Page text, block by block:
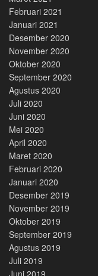
Februari 2021
Januari 2021
Desember 2020
November 2020
Oktober 2020
September 2020
Agustus 2020
Juli 2020
Juni 2020
Mei 2020
April 2020
Maret 2020
Februari 2020
Januari 2020
Desember 2019
November 2019
Oktober 2019
September 2019
Agustus 2019
Juli 2019
Juni 2019